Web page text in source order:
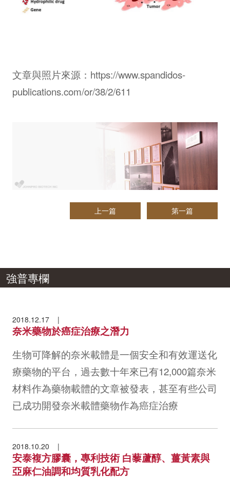
文章與照片來源： https://www.spandidos-
publications.com/or/38/2/611
上一篇 第一篇
強普專欄
2018.12.17
奈米藥物於癌症治療之潛力
生物可降解的奈米載體是一個安全和有效運送化
療藥物的平台，過去數十年來已有12,000篇奈米
材料作為藥物載體的文章被發表，甚至有些公司
已成功開發奈米載體藥物作為癌症治療
2018.10.20
安泰複方膠囊，專利技術 白藜蘆醇、薑黃素與
亞麻仁油調和均質乳化配方